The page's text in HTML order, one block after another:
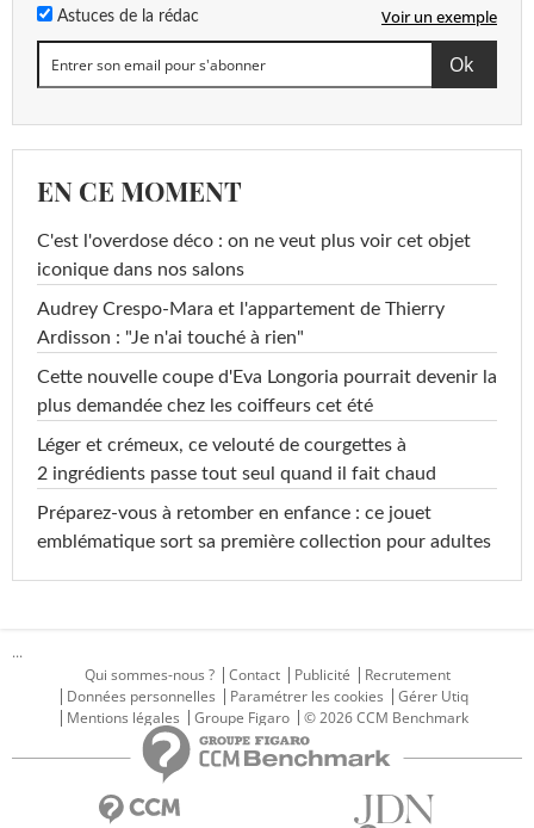
Astuces de la rédac Voir un exemple
EN CE MOMENT
C'est l'overdose déco : on ne veut plus voir cet objet
iconique dans nos salons
Audrey Crespo-Mara et l'appartement de Thierry
Ardisson : "Je n'ai touché à rien"
Cette nouvelle coupe d'Eva Longoria pourrait devenir la
plus demandée chez les coiffeurs cet été
Léger et crémeux, ce velouté de courgettes à
2 ingrédients passe tout seul quand il fait chaud
Préparez-vous à retomber en enfance : ce jouet
emblématique sort sa première collection pour adultes
...
Qui sommes-nous ?
Contact Publicité
Recrutement
Données personnelles
Paramétrer les cookies
Gérer Utiq
Mentions légales
Groupe Figaro © 2026 CCM Benchmark